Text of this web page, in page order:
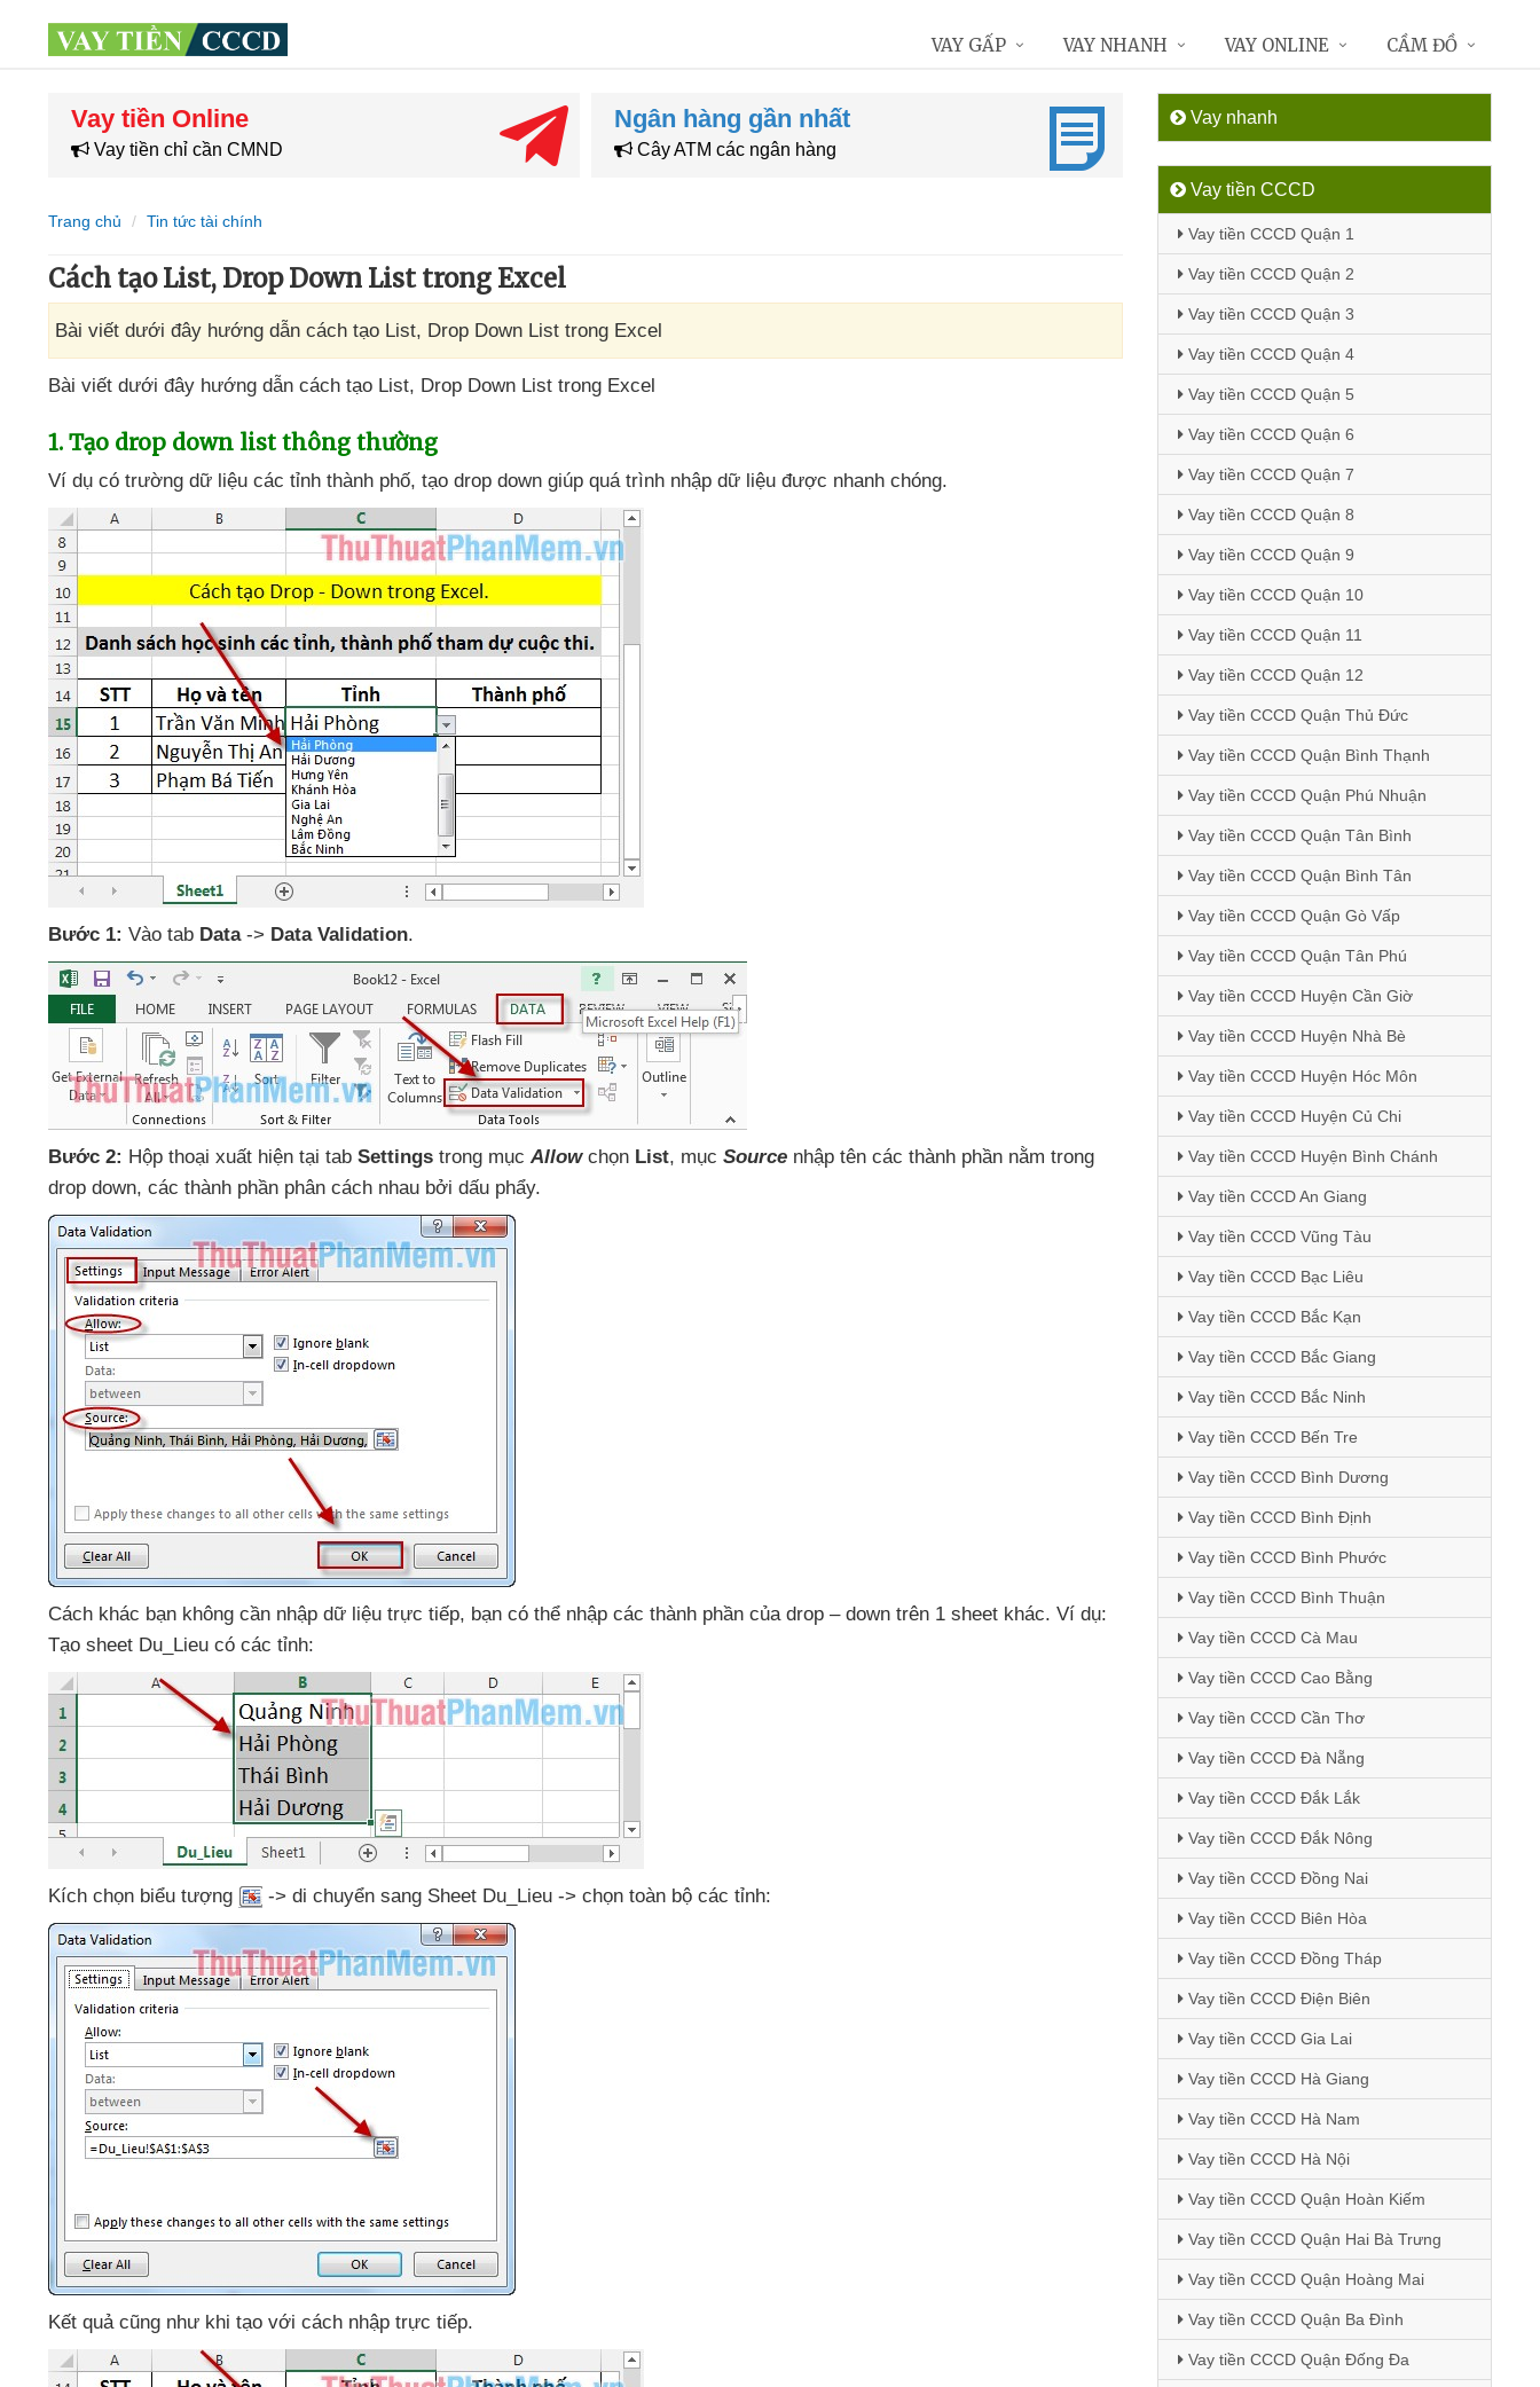
Vay tiền Online
Vay tiền chỉ cần CMND
Ngân hàng gần nhất
Cây ATM các ngân hàng
Trang chủ Tin tức tài chính
Cách tạo List, Drop Down List trong Excel
Bài viết dưới đây hướng dẫn cách tạo List, Drop Down List trong Excel
Bài viết dưới đây hướng dẫn cách tạo List, Drop Down List trong Excel
1. Tạo drop down list thông thường
Ví dụ có trường dữ liệu các tỉnh thành phố, tạo drop down giúp quá trình nhập dữ liệu được nhanh chóng.
Bước 1: Vào tab Data-> Data Validation.
Bước 2: Hộp thoại xuất hiện tại tab Settings trong mục Allowchọn List, mục Source nhập tên các thành phần nằm trong
drop down, các thành phần phân cách nhau bởi dấu phẩy.
Cách khác bạn không cần nhập dữ liệu trực tiếp, bạn có thể nhập các thành phần của drop – down trên 1 sheet khác. Ví dụ:
Tạo sheet Du_Lieu có các tỉnh:
Kích chọn biểu tượng -> di chuyển sang Sheet Du_Lieu -> chọn toàn bộ các tỉnh:
Kết quả cũng như khi tạo với cách nhập trực tiếp.
Vay nhanh
Vay tiền CCCD
Vay tiền CCCD Quận 1
Vay tiền CCCD Quận 2
Vay tiền CCCD Quận 3
Vay tiền CCCD Quận 4
Vay tiền CCCD Quận 5
Vay tiền CCCD Quận 6
Vay tiền CCCD Quận 7
Vay tiền CCCD Quận 8
Vay tiền CCCD Quận 9
Vay tiền CCCD Quận 10
Vay tiền CCCD Quận 11
Vay tiền CCCD Quận 12
Vay tiền CCCD Quận Thủ Đức
Vay tiền CCCD Quận Bình Thạnh
Vay tiền CCCD Quận Phú Nhuận
Vay tiền CCCD Quận Tân Bình
Vay tiền CCCD Quận Bình Tân
Vay tiền CCCD Quận Gò Vấp
Vay tiền CCCD Quận Tân Phú
Vay tiền CCCD Huyện Cần Giờ
Vay tiền CCCD Huyện Nhà Bè
Vay tiền CCCD Huyện Hóc Môn
Vay tiền CCCD Huyện Củ Chi
Vay tiền CCCD Huyện Bình Chánh
Vay tiền CCCD An Giang
Vay tiền CCCD Vũng Tàu
Vay tiền CCCD Bạc Liêu
Vay tiền CCCD Bắc Kạn
Vay tiền CCCD Bắc Giang
Vay tiền CCCD Bắc Ninh
Vay tiền CCCD Bến Tre
Vay tiền CCCD Bình Dương
Vay tiền CCCD Bình Định
Vay tiền CCCD Bình Phước
Vay tiền CCCD Bình Thuận
Vay tiền CCCD Cà Mau
Vay tiền CCCD Cao Bằng
Vay tiền CCCD Cần Thơ
Vay tiền CCCD Đà Nẵng
Vay tiền CCCD Đắk Lắk
Vay tiền CCCD Đắk Nông
Vay tiền CCCD Đồng Nai
Vay tiền CCCD Biên Hòa
Vay tiền CCCD Đồng Tháp
Vay tiền CCCD Điện Biên
Vay tiền CCCD Gia Lai
Vay tiền CCCD Hà Giang
Vay tiền CCCD Hà Nam
Vay tiền CCCD Hà Nội
Vay tiền CCCD Quận Hoàn Kiếm
Vay tiền CCCD Quận Hai Bà Trưng
Vay tiền CCCD Quận Hoàng Mai
Vay tiền CCCD Quận Ba Đình
Vay tiền CCCD Quận Đống Đa
VAY GẤP VAY NHANH VAY ONLINE CẦM ĐỒ